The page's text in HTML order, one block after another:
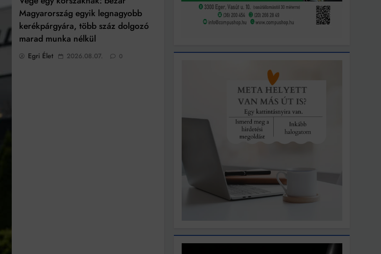
Magyarország egyik legnagyobb
kerékpárgyára, több száz dolgozó
marad munka nélkül
Egri Élet 2026.08.07. 0